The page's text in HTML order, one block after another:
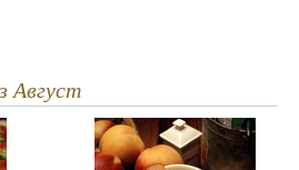
Август